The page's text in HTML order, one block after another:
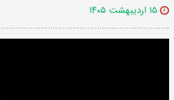
۱۵ اردیبهشت ۱۴۰۵